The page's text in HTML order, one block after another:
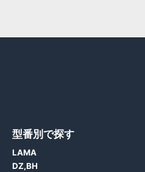
型番別で探す
LAMA
DZ,BH